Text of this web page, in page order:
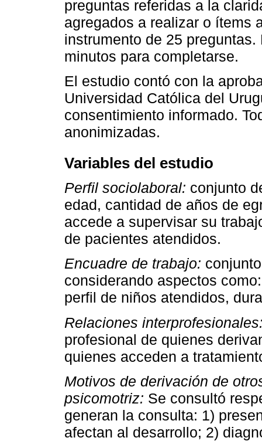
preguntas referidas a la
agregados a realizar o ítems
instrumento de 25
minutos para completarse.
El estudio contó con la
Universidad Católica del
consentimiento informado.
anonimizadas.
Variables del estudio
Perfil sociolaboral: conjunto
edad, cantidad de años de
accede a supervisar su
de pacientes atendidos.
Encuadre de trabajo:
considerando aspectos
perfil de niños atendidos,
Relaciones
profesional de quienes
quienes acceden a
Motivos de derivación de
psicomotriz: Se consultó
generan la consulta: 1)
afectan al desarrollo; 2)